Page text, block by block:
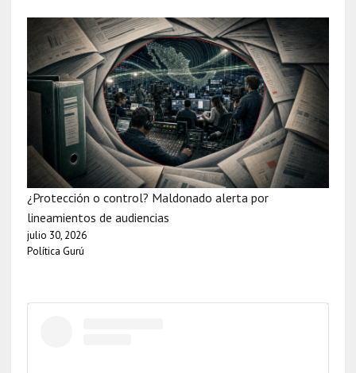
¿Protección o control? Maldonado alerta por
lineamientos de audiencias
julio 30, 2026
Política Gurú